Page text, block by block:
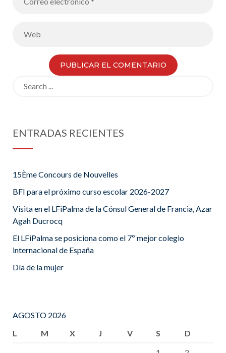
ENTRADAS RECIENTES
15Ème Concours de Nouvelles
BFI para el próximo curso escolar 2026-2027
Visita en el LFiPalma de la Cónsul General de Francia, Azar
Agah Ducrocq
El LFiPalma se posiciona como el 7º mejor colegio
internacional de España
Día de la mujer
AGOSTO 2026
L
M X J V S
D